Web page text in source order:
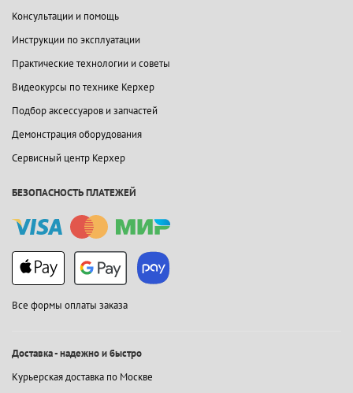
Консультации и помощь
Инструкции по эксплуатации
Практические технологии и советы
Видеокурсы по технике Керхер
Подбор аксессуаров и запчастей
Демонстрация оборудования
Сервисный центр Керхер
БЕЗОПАСНОСТЬ ПЛАТЕЖЕЙ
Все формы оплаты заказа
Доставка - надежно и быстро
Курьерская доставка по Москве